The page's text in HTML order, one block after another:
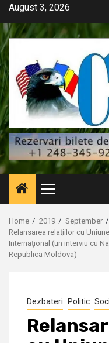
Skip
content
August 3, 2026
Primary
Menu
Home 2019 September
Relansarea relaţiilor cu
Internaţional (un interviu cu
Republica Moldova)
Dezbateri Politic